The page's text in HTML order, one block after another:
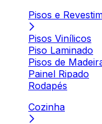
Pisos e
Pisos Vinílicos
Piso Laminado
Pisos de
Painel Ripado
Rodapés
Cozinha